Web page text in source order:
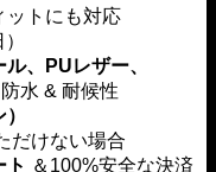
ットにも対応
、PUレザー、
水 & 耐候性
だけない場合
ト ＆100%安全な決済